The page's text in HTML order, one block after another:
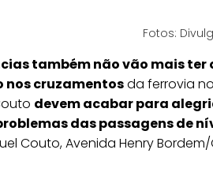
Fotos:
também não vão mais
nos cruzamentosda ferrovia
devem acabar para
das passagens de
Couto, Avenida Henry